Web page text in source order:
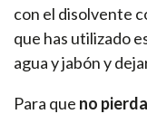
con el disolvente
que has utilizado
agua y jabón y
Para que no